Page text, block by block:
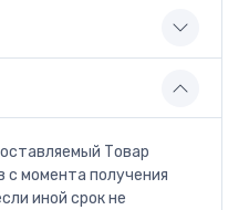
Товар
с момента получения
иной срок не